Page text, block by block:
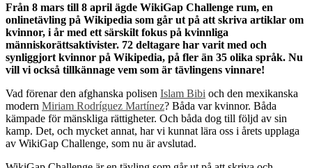
Från 8 mars till 8 april ägde WikiGap Challenge rum, en
onlinetävling på Wikipedia som går ut på att skriva artiklar om
kvinnor, i år med ett särskilt fokus på kvinnliga
människorättsaktivister. 72 deltagare har varit med och
synliggjort kvinnor på Wikipedia, på fler än 35 olika språk. Nu
vill vi också tillkännage vem som är tävlingens vinnare!
Vad förenar den afghanska polisen Islam Bibi och den mexikanska
modern Miriam Rodríguez Martínez? Båda var kvinnor. Båda
kämpade för mänskliga rättigheter. Och båda dog till följd av sin
kamp. Det, och mycket annat, har vi kunnat lära oss i årets upplaga
av WikiGap Challenge, som nu är avslutad.